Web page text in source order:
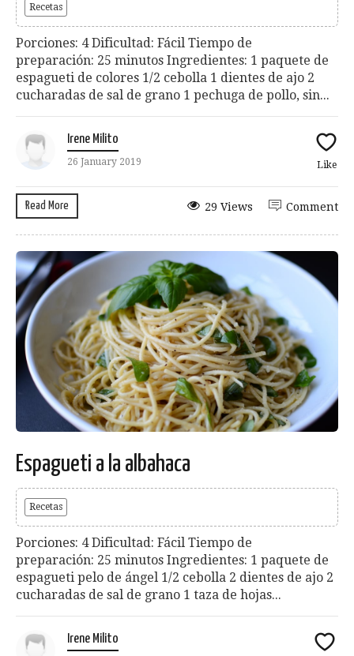
Recetas
Porciones: 4 Dificultad: Fácil Tiempo de
preparación: 25 minutos Ingredientes: 1 paquete de
espagueti de colores 1/2 cebolla 1 dientes de ajo 2
cucharadas de sal de grano 1 pechuga de pollo, sin...
Irene Milito
26 January 2019 Like
Read More Comment
29 Views
Espagueti a la albahaca
Recetas
Porciones: 4 Dificultad: Fácil Tiempo de
preparación: 25 minutos Ingredientes: 1 paquete de
espagueti pelo de ángel 1/2 cebolla 2 dientes de ajo 2
cucharadas de sal de grano 1 taza de hojas...
Irene Milito